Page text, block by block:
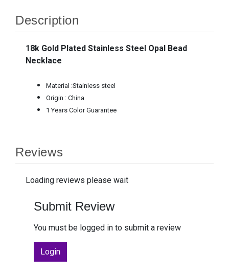
Description
18k Gold Plated Stainless Steel Opal Bead
Necklace
Material :Stainless steel
Origin : China
1 Years Color Guarantee
Reviews
Loading reviews please wait
Submit Review
You must be logged in to submit a review
Login